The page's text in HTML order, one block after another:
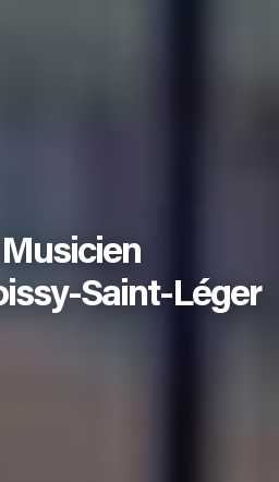
Musicien
Saint-Léger